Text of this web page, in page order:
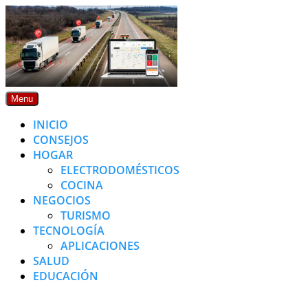
Skip
to
content
Menu
INICIO
CONSEJOS
HOGAR
ELECTRODOMÉSTICOS
COCINA
NEGOCIOS
TURISMO
TECNOLOGÍA
APLICACIONES
SALUD
EDUCACIÓN